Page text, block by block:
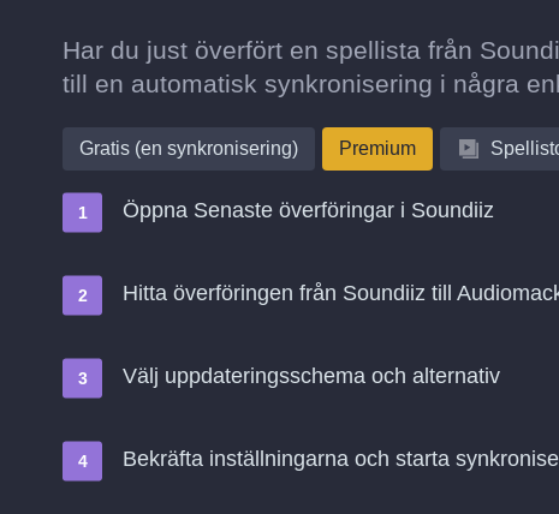
Har du just överfört en spellista från
till en automatisk synkronisering i några
Gratis (en synkronisering) Premium
Öppna Senaste överföringar i Soundiiz
Hitta överföringen från Soundiiz till
Välj uppdateringsschema och alternativ
Bekräfta inställningarna och starta